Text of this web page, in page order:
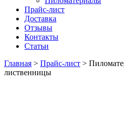
Прайс-лист
Доставка
Отзывы
Контакты
Статьи
Главная > Прайс-лист >
лиственницы